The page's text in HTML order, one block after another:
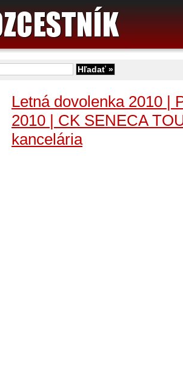
Letná dovolenka 2010 |
2010 | CK SENECA
kancelária